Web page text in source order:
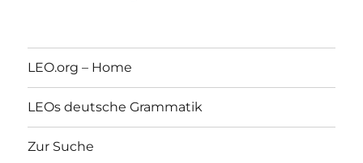
LEO.org – Home
LEOs deutsche Grammatik
Zur Suche